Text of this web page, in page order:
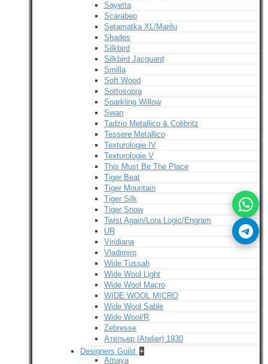
Sayetta
Scarabeo
Setamatka XL/Marilu
Shades
Silkbird
Silkbird Jacquard
Smilla
Soft Wood
Sottosopra
Sparkling Willow
Swan
Tadzio Metallico & Colibritz
Tessere Metallico
Texturologie IV
Texturologie V
This Must Be The Place
Tiger Beat
Tiger Mountain
Tiger Silk
Tiger Snow
Twist Again/Lora Logic/Engram
UR
Viridiana
Vladimiro
Wide Tussah
Wide Wool Light
Wide Wool Macro
WIDE WOOL MICRO
Wide Wool Sable
Wide Wool/R
Zebresse
Ательер (Atelier) 1930
Designers Guild +
Amaya